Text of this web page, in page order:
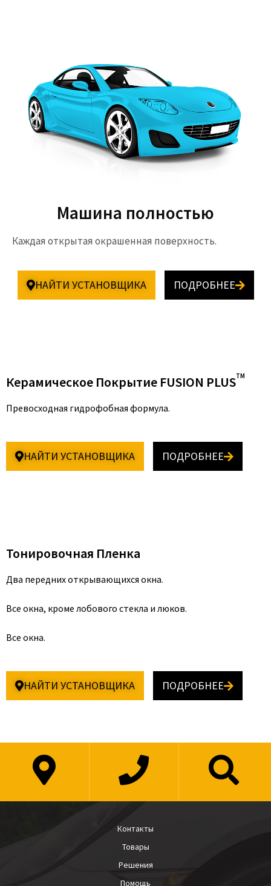
Машина полностью
Каждая открытая окрашенная поверхность.
НАЙТИ УСТАНОВЩИКА ПОДРОБНЕЕ
Керамическое Покрытие FUSION PLUSTM
Превосходная гидрофобная формула.
НАЙТИ УСТАНОВЩИКА ПОДРОБНЕЕ
Тонировочная Пленка
Два передних открывающихся окна.
Все окна, кроме лобового стекла и люков.
Все окна.
НАЙТИ УСТАНОВЩИКА ПОДРОБНЕЕ
Контакты
Товары
Решения
Помощь